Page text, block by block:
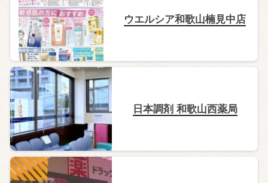
ウエルシア和歌山楠見中店
日本調剤 和歌山西薬局